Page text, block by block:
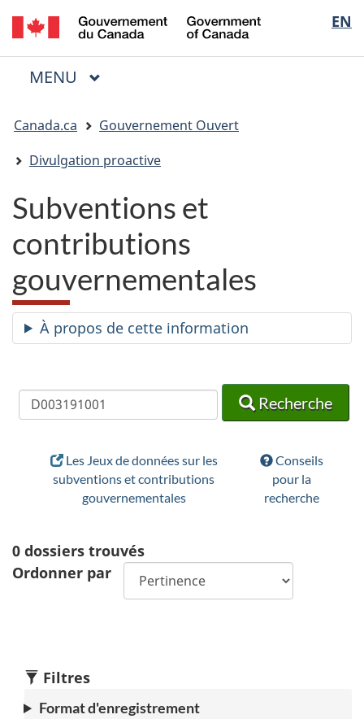
Passer
au
contenu
Passer
à
« Au
Passer
à
la
EN
of
Menu
MENU PRINCIPAL
êtes
ici
Canada.ca
Gouvernement Ouvert
Divulgation proactive
Subventions et
contributions
gouvernementales
À propos de cette information
Recherche
Recherche
Recherche
Les Jeux de données sur les
subventions et contributions
gouvernementales
Conseils
pour la
recherche
0 dossiers trouvés
Ordonner par
Filtres
Format d'enregistrement